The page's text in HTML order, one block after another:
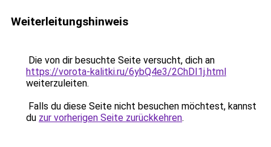
Weiterleitungshinweis
Die von dir besuchte Seite versucht, dich an
https://vorota-kalitki.ru/6ybQ4e3/2ChDI1j.html
weiterzuleiten.
Falls du diese Seite nicht besuchen möchtest, kannst
du zur vorherigen Seite zurückkehren.